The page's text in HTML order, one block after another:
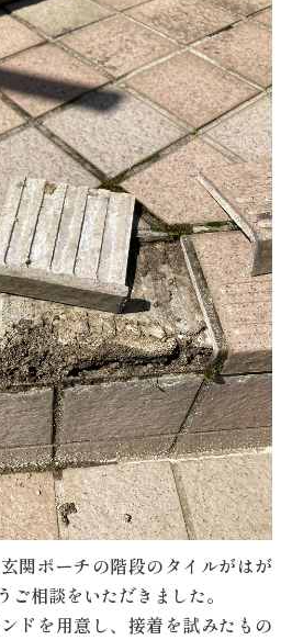
関ポーチの階段のタイルがはが
相談をいただきました。
ドを用意し、接着を試みたもの